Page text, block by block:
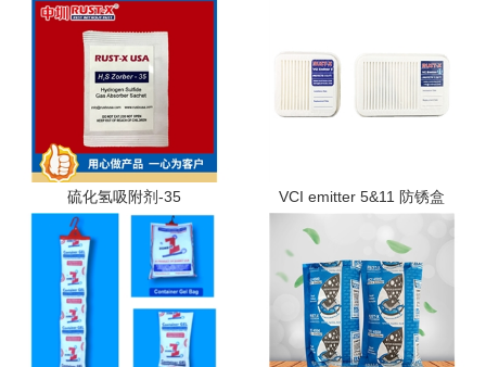
硫化氢吸附剂-35 VCI emitter 5&11 防锈盒